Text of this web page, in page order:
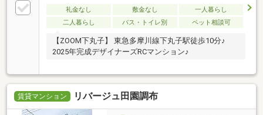
礼金なし 敷金なし
一人暮らし
二人暮らし
バス・トイレ別 ペット相談可
【ZOOM下丸子】 東急多摩川線下丸子駅徒歩10分♪
2025年完成デザイナーズRCマンション♪
賃貸マンション リバージュ田園調布